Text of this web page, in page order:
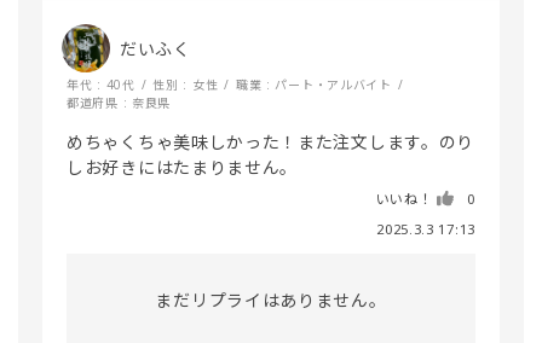
だいふく
年代 : 40代 性別 : 女性
職業 : パート・アルバイト
都道府県 : 奈良県
めちゃくちゃ美味しかった！また注文します。のり
しお好きにはたまりません。
いいね！
0
2025.3.3 17:13
まだリプライはありません。